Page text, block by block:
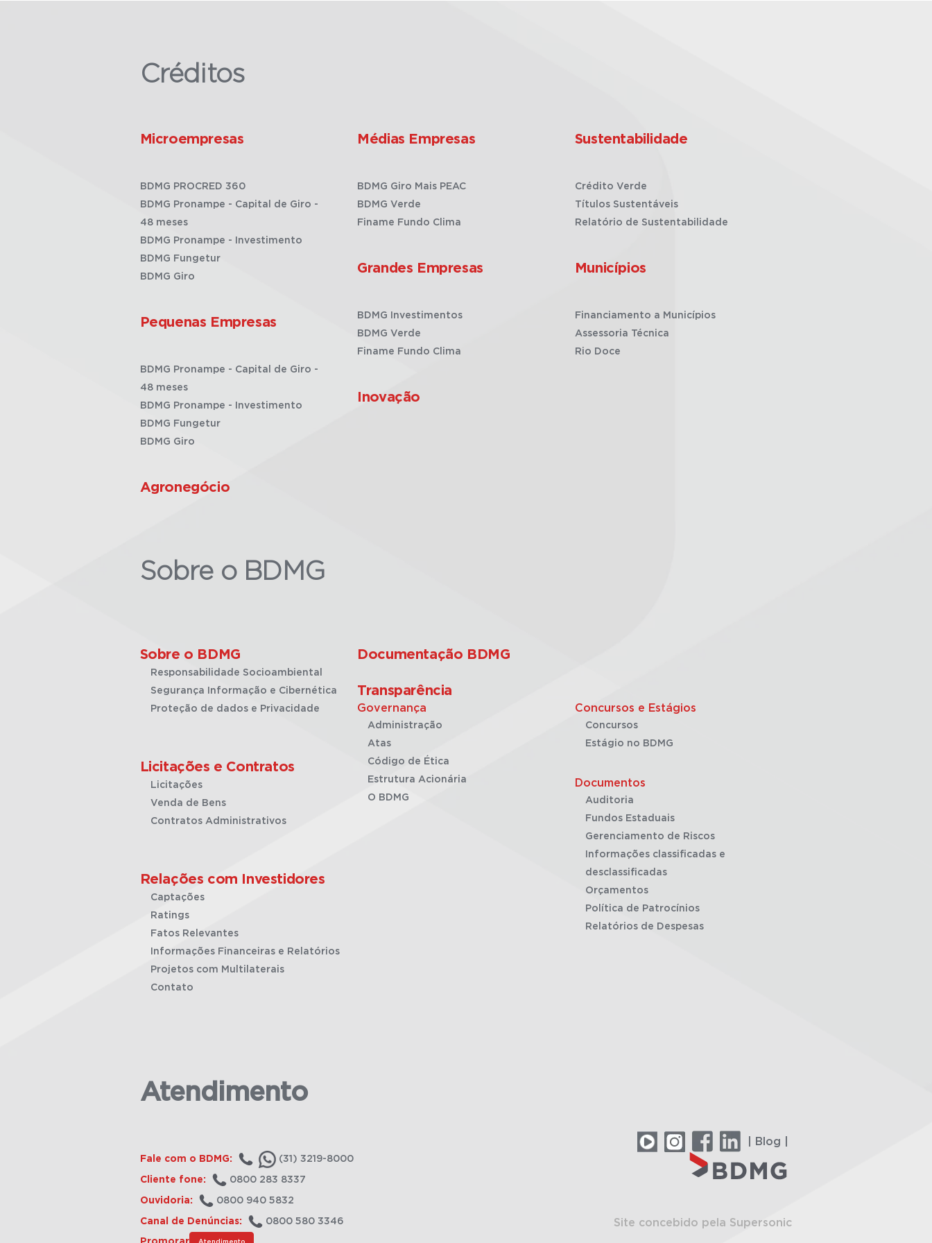
Créditos
Microempresas
BDMG PROCRED 360
BDMG Pronampe - Capital de Giro -
48 meses
BDMG Pronampe - Investimento
BDMG Fungetur
BDMG Giro
Pequenas Empresas
BDMG Pronampe - Capital de Giro -
48 meses
BDMG Pronampe - Investimento
BDMG Fungetur
BDMG Giro
Agronegócio
Médias Empresas
BDMG Giro Mais PEAC
BDMG Verde
Finame Fundo Clima
Grandes Empresas
BDMG Investimentos
BDMG Verde
Finame Fundo Clima
Inovação
Sustentabilidade
Crédito Verde
Títulos Sustentáveis
Relatório de Sustentabilidade
Municípios
Financiamento a Municípios
Assessoria Técnica
Rio Doce
Sobre o BDMG
Sobre o BDMG
Responsabilidade Socioambiental
Segurança Informação e Cibernética
Proteção de dados e Privacidade
Licitações e Contratos
Licitações
Venda de Bens
Contratos Administrativos
Relações com Investidores
Captações
Ratings
Fatos Relevantes
Informações Financeiras e Relatórios
Projetos com Multilaterais
Contato
Documentação BDMG
Transparência
Governança
Administração
Atas
Código de Ética
Estrutura Acionária
O BDMG
Concursos e Estágios
Concursos
Estágio no BDMG
Documentos
Auditoria
Fundos Estaduais
Gerenciamento de Riscos
Informações classificadas e
desclassificadas
Orçamentos
Política de Patrocínios
Relatórios de Despesas
Atendimento
Fale com o BDMG: (31) 3219-8000
Cliente fone: 0800 283 8337
Ouvidoria: 0800 940 5832
Canal de Denúncias: 0800 580 3346
Atendimento
| Blog |
Site concebido pela Supersonic